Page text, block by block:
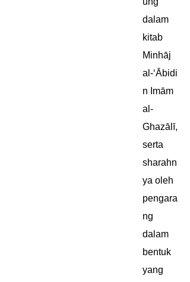
dalam
kitab
Minhāj
al-‘Ābidi
n Imām
al-
Ghazālī,
serta
sharahn
ya oleh
pengara
ng
dalam
bentuk
yang